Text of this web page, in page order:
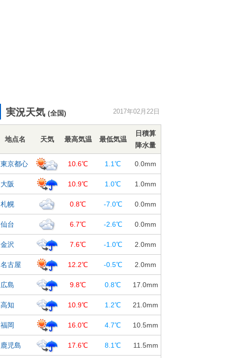
実況天気 (全国) 2017年02月22日
地点名 天気 最高気温 最低気温
日積算
降水量
東京都心 10.6℃ 1.1℃ 0.0mm
大阪 10.9℃ 1.0℃ 1.0mm
札幌 0.8℃ -7.0℃ 0.0mm
仙台 6.7℃ -2.6℃ 0.0mm
金沢 7.6℃ -1.0℃ 2.0mm
名古屋 12.2℃ -0.5℃ 2.0mm
広島 9.8℃ 0.8℃ 17.0mm
高知 10.9℃ 1.2℃ 21.0mm
福岡 16.0℃ 4.7℃ 10.5mm
鹿児島 17.6℃ 8.1℃ 11.5mm